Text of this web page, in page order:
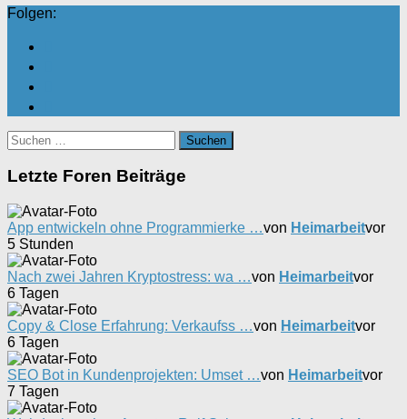
Folgen:
Suchen
nach:
Letzte Foren Beiträge
App entwickeln ohne Programmierke …von Heimarbeitvor
5 Stunden
Nach zwei Jahren Kryptostress: wa …von Heimarbeitvor
6 Tagen
Copy & Close Erfahrung: Verkaufss …von Heimarbeitvor
6 Tagen
SEO Bot in Kundenprojekten: Umset …von Heimarbeitvor
7 Tagen